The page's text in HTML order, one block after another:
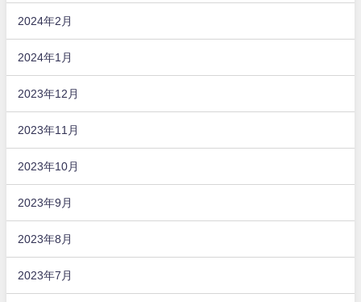
2024年2月
2024年1月
2023年12月
2023年11月
2023年10月
2023年9月
2023年8月
2023年7月